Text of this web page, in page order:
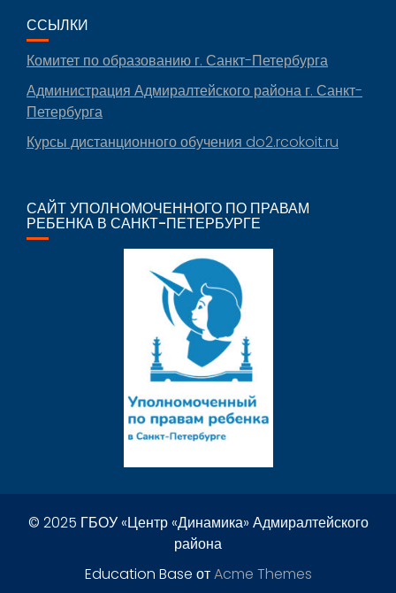
ССЫЛКИ
Комитет по образованию г. Санкт-Петербурга
Администрация Адмиралтейского района г. Санкт-
Петербурга
Курсы дистанционного обучения do2.rcokoit.ru
САЙТ УПОЛНОМОЧЕННОГО ПО ПРАВАМ
РЕБЕНКА В САНКТ-ПЕТЕРБУРГЕ
© 2025 ГБОУ «Центр «Динамика» Адмиралтейского
района
Education Base отAcme Themes